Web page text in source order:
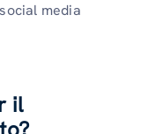
media
il